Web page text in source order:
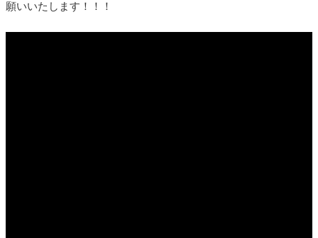
願いいたします！！！